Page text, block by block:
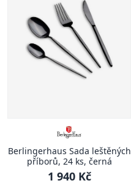
Berlingerhaus Sada leštěných
příborů, 24 ks, černá
1 940 Kč